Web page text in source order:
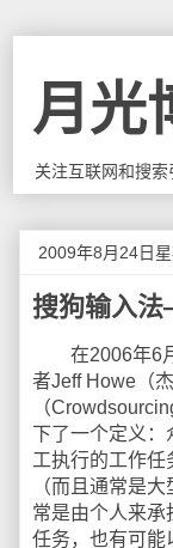
月光
关注互联网和搜
2009年8月24日
搜狗输入
在2006年6月
者Jeff Howe（
（
下了一个定义：
工执行的工作任
（而且通常是
常是由个人来承
任务，也有可能